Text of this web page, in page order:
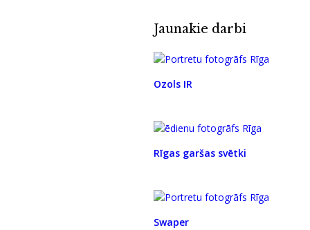
Jaunākie darbi
Ozols IR
Rīgas garšas svētki
Swaper